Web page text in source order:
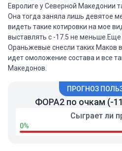
Евролиге у Северной Македонии
Она тогда заняла лишь девятое
видеть такие котировки на мое
выставлять с -17.5 не меньше.Еще
Ораньжевые снесли таких Маков
идет омоложение состава и все
Македонов.
ПРОГНОЗ
ФОРА2 по очкам (-
0%
Сыграет ли